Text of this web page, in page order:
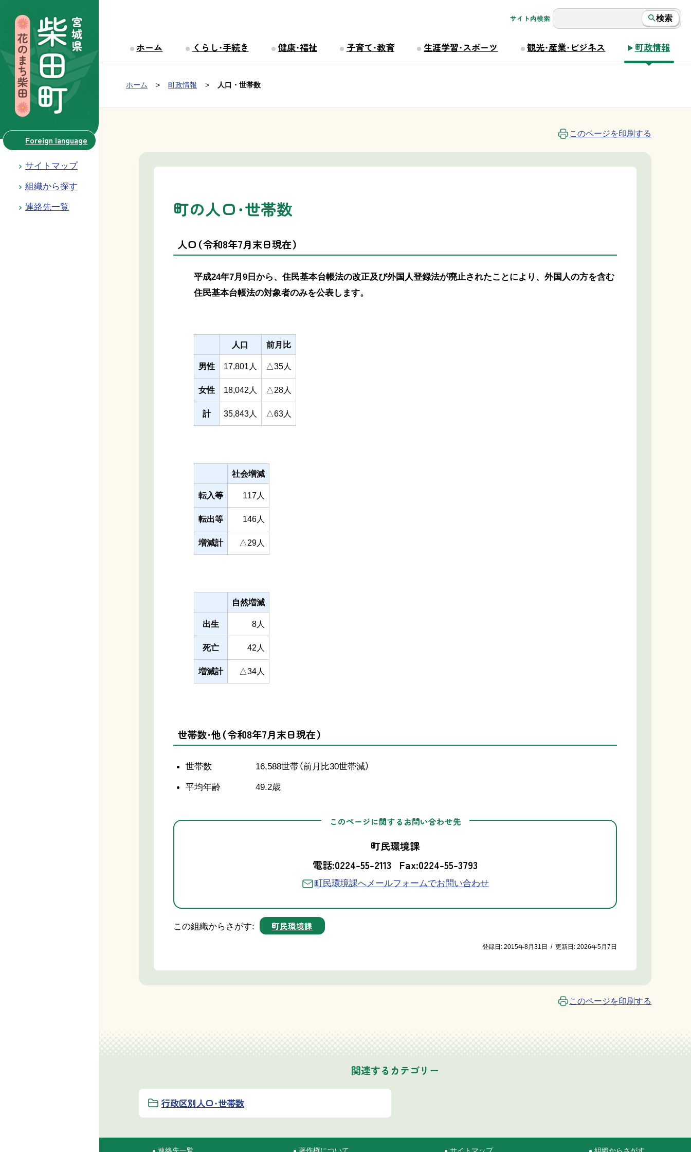
Foreign language
サイトマップ
組織から探す
連絡先一覧
サイト内検索 検索
Group NAV
ホーム くらし・手続き 健康・福祉 子育て・教育 生涯学習・スポーツ 観光・産業・ビジネス 町政情報
現在位置：
ホーム 町政情報 人口・世帯数
このページを印刷する
町の人口・世帯数
人口（令和8年7月末日現在）
平成24年7月9日から、住民基本台帳法の改正及び外国人登録法が廃止されたことにより、外国人の方を含む
住民基本台帳法の対象者のみを公表します。
人口 前月比
男性 17,801人 △35人
女性 18,042人 △28人
計 35,843人 △63人
社会増減
転入等 117人
転出等 146人
増減計 △29人
自然増減
出生 8人
死亡 42人
増減計 △34人
世帯数・他（令和8年7月末日現在）
世帯数 16,588世帯（前月比30世帯減）
平均年齢 49.2歳
このページに関するお問い合わせ先
町民環境課
電話:0224-55-2113
Fax:0224-55-3793
町民環境課へメールフォームでお問い合わせ
この組織からさがす: 町民環境課
登録日:2015年8月31日 / 更新日:2026年5月7日
このページを印刷する
関連するカテゴリー
行政区別人口・世帯数
連絡先一覧 著作権について サイトマップ 組織からさがす